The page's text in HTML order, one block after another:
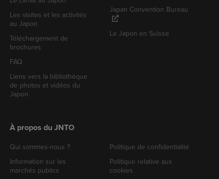
Les visites et les activités
au Japon
Téléchargement de
brochures
FAQ
Liens vers la bibliothèque
de photos et vidéos du
Japon
Japan Convention Bureau
Le Japon en Suisse
À propos du JNTO
Qui sommes-nous ?
Information sur les
marchés publics
Politique de confidentialité
Politique relative aux
cookies